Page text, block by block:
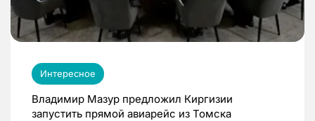
Интересное
Владимир Мазур предложил Киргизии
запустить прямой авиарейс из Томска